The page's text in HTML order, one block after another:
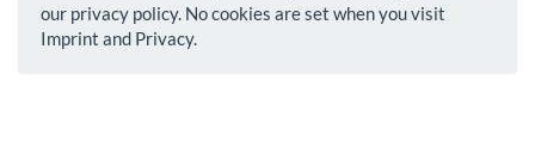
our privacy policy. No cookies are set when you visit
Imprint and Privacy.